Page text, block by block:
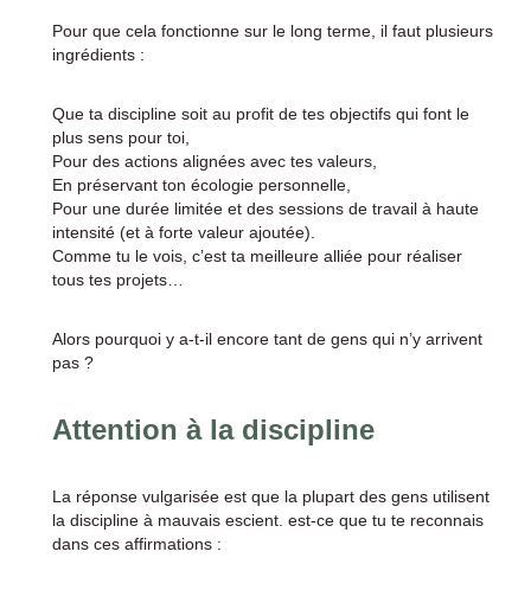
Pour que cela fonctionne sur le long terme, il faut plusieurs
ingrédients :
Que ta discipline soit au profit de tes objectifs qui font le
plus sens pour toi,
Pour des actions alignées avec tes valeurs,
En préservant ton écologie personnelle,
Pour une durée limitée et des sessions de travail à haute
intensité (et à forte valeur ajoutée).
Comme tu le vois, c’est ta meilleure alliée pour réaliser
tous tes projets…
Alors pourquoi y a-t-il encore tant de gens qui n’y arrivent
pas ?
Attention à la discipline
La réponse vulgarisée est que la plupart des gens utilisent
la discipline à mauvais escient. est-ce que tu te reconnais
dans ces affirmations :